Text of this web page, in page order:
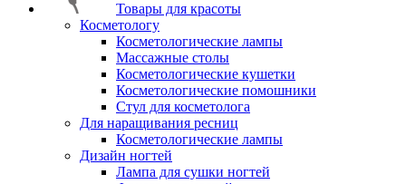
Товары для красоты
Косметологу
Косметологические лампы
Массажные столы
Косметологические кушетки
Косметологические помошники
Стул для косметолога
Для наращивания ресниц
Косметологические лампы
Дизайн ногтей
Лампа для сушки ногтей